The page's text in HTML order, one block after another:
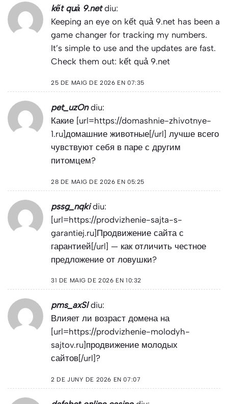
kết quả 9.net diu:
Keeping an eye on kết quả 9.net has been a
game changer for tracking my numbers.
It’s simple to use and the updates are fast.
Check them out: kết quả 9.net
25 DE MAIG DE 2026 EN 07:35
pet_uzOn diu:
Какие [url=https://domashnie-zhivotnye-
1.ru]домашние животные[/url] лучше всего
чувствуют себя в паре с другим
питомцем?
28 DE MAIG DE 2026 EN 05:25
pssg_nqki diu:
[url=https://prodvizhenie-sajta-s-
garantiej.ru]Продвижение сайта с
гарантией[/url] — как отличить честное
предложение от ловушки?
31 DE MAIG DE 2026 EN 10:32
pms_axSl diu:
Влияет ли возраст домена на
[url=https://prodvizhenie-molodyh-
sajtov.ru]продвижение молодых
сайтов[/url]?
2 DE JUNY DE 2026 EN 07:07